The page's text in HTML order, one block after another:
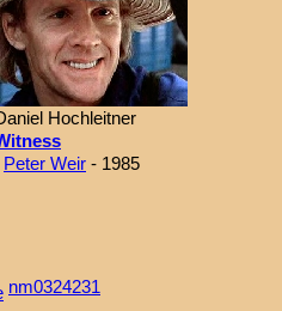
Hochleitner
Peter Weir - 1985
nm0324231